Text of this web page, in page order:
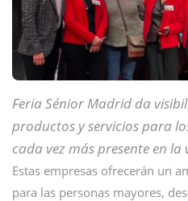
Feria Sénior Madrid da
productos y servicios para
cada vez más presente en
Estas empresas ofrecerán un
para las personas mayores,